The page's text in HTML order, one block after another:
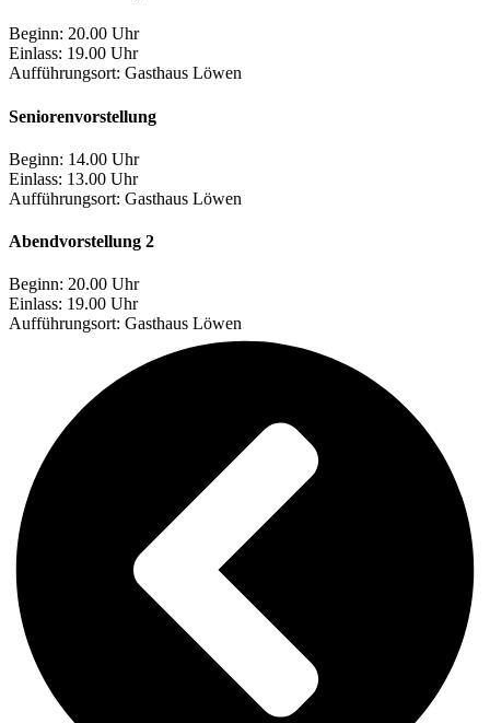
Beginn: 20.00 Uhr
Einlass: 19.00 Uhr
Aufführungsort: Gasthaus Löwen
Seniorenvorstellung
Beginn: 14.00 Uhr
Einlass: 13.00 Uhr
Aufführungsort: Gasthaus Löwen
Abendvorstellung 2
Beginn: 20.00 Uhr
Einlass: 19.00 Uhr
Aufführungsort: Gasthaus Löwen